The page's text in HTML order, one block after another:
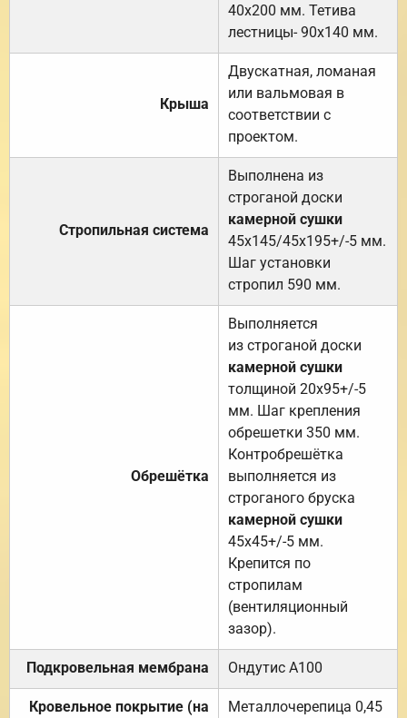
40х200 мм. Тетива
лестницы- 90х140 мм.
Крыша
Двускатная, ломаная
или вальмовая в
соответствии с
проектом.
Стропильная система
Выполнена из
строганой доски
камерной сушки
45х145/45х195+/-5 мм.
Шаг установки
стропил 590 мм.
Обрешётка
Выполняется
из строганой доски
камерной сушки
толщиной 20х95+/-5
мм. Шаг крепления
обрешетки 350 мм.
Контробрешётка
выполняется из
строганого бруска
камерной сушки
45х45+/-5 мм.
Крепится по
стропилам
(вентиляционный
зазор).
Подкровельная мембрана Ондутис А100
Кровельное покрытие (на
Металлочерепица 0,45